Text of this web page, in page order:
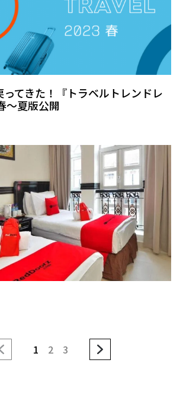
てきた！『トラベルトレンドレ
～夏版公開
1 2 3